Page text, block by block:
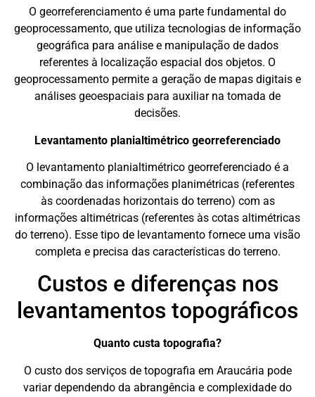
O georreferenciamento é uma parte fundamental do
geoprocessamento, que utiliza tecnologias de informação
geográfica para análise e manipulação de dados
referentes à localização espacial dos objetos. O
geoprocessamento permite a geração de mapas digitais e
análises geoespaciais para auxiliar na tomada de
decisões.
Levantamento planialtimétrico georreferenciado
O levantamento planialtimétrico georreferenciado é a
combinação das informações planimétricas (referentes
às coordenadas horizontais do terreno) com as
informações altimétricas (referentes às cotas altimétricas
do terreno). Esse tipo de levantamento fornece uma visão
completa e precisa das características do terreno.
Custos e diferenças nos
levantamentos topográficos
Quanto custa topografia?
O custo dos serviços de topografia em Araucária pode
variar dependendo da abrangência e complexidade do